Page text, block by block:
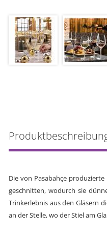
Die von Pasabahçe
geschnitten, wodurch sie
Trinkerlebnis aus den Gläsern
an der Stelle, wo der Stiel am